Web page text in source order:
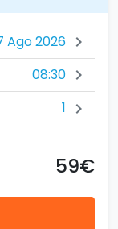
chevron_right
08:30 chevron_right
1 chevron_right
59€